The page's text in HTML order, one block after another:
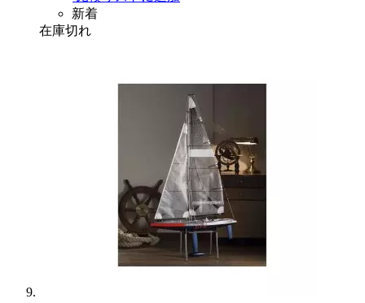
新着
在庫切れ